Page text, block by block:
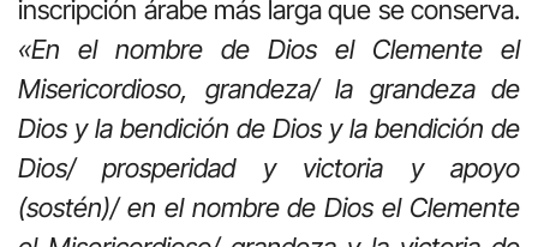
inscripción árabe más larga que se conserva.
«En el nombre de Dios el Clemente el
Misericordioso, grandeza/ la grandeza de
Dios y la bendición de Dios y la bendición de
Dios/ prosperidad y victoria y apoyo
(sostén)/ en el nombre de Dios el Clemente